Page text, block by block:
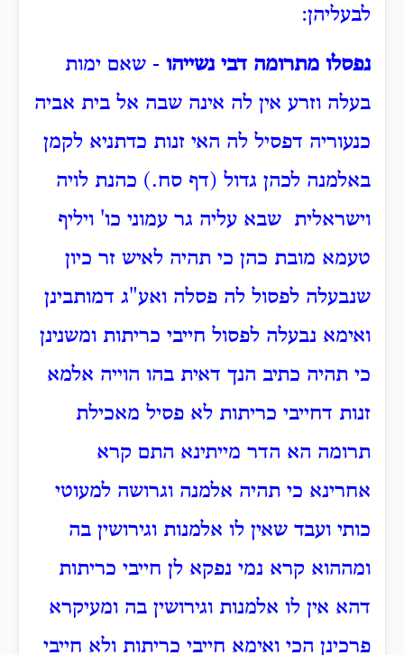
לבעליהן:
נפסלו מתרומה דבי נשייהו - שאם ימות
בעלה וזרע אין לה אינה שבה אל בית אביה
כנעוריה דפסיל לה האי זנות כדתניא לקמן
באלמנה לכהן גדול (דף סח.) כהנת לויה
וישראלית שבא עליה גר עמוני כו' ויליף
טעמא מובת כהן כי תהיה לאיש זר כיון
שנבעלה לפסול לה פסלה ואע"ג דמותבינן
ואימא נבעלה לפסול חייבי כריתות ומשנינן
כי תהיה כתיב הנך דאית בהו הוייה אלמא
זנות דחייבי כריתות לא פסיל מאכילת
תרומה הא הדר מייתינא התם קרא
אחרינא כי תהיה אלמנה וגרושה למעוטי
כותי ועבד שאין לו אלמנות וגירושין בה
ומההוא קרא נמי נפקא לן חייבי כריתות
דהא אין לו אלמנות וגירושין בה ומעיקרא
פרכינן הכי ואימא חייבי כריתות ולא חייבי